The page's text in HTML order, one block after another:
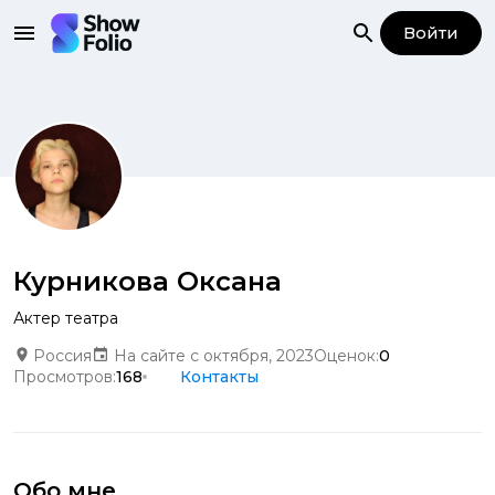
Войти
Курникова Оксана
Актер театра
Россия
На сайте с октября, 2023Оценок:0
Просмотров:168 Контакты